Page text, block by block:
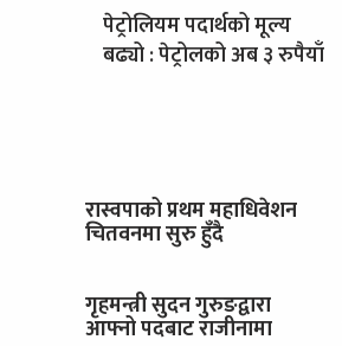
पेट्रोलियम पदार्थको मूल्य
बढ्यो : पेट्रोलको अब ३ रुपैयाँ
रास्वपाको प्रथम महाधिवेशन
चितवनमा सुरु हुँदै
गृहमन्त्री सुदन गुरुङद्वारा
आफ्नो पदबाट राजीनामा